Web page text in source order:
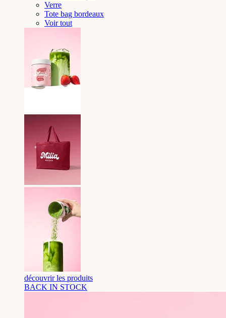
Verre
Tote bag bordeaux
Voir tout
découvrir les produits
BACK IN STOCK